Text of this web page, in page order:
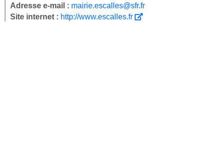
Adresse e-mail : mairie.escalles@sfr.fr
Site internet : http://www.escalles.fr